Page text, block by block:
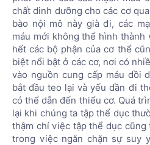
chất dinh dưỡng cho các cơ
bào nội mô này già đi, các
máu mới không thể hình thành
hết các bộ phận của cơ thể
biệt nổi bật ở các cơ, nơi có
vào nguồn cung cấp máu dồi
bắt đầu teo lại và yếu dần đi
có thể dẫn đến thiểu cơ. Quá
lại khi chúng ta tập thể dục
thậm chí việc tập thể dục
trong việc ngăn chặn sự suy